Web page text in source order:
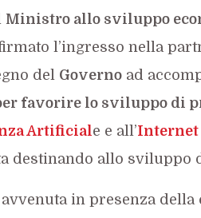
Ministro allo sviluppo
l’ingresso nella
del Governoad
favorire lo sviluppo di
Artificiale e all’Internet
destinando allo sviluppo
in presenza della